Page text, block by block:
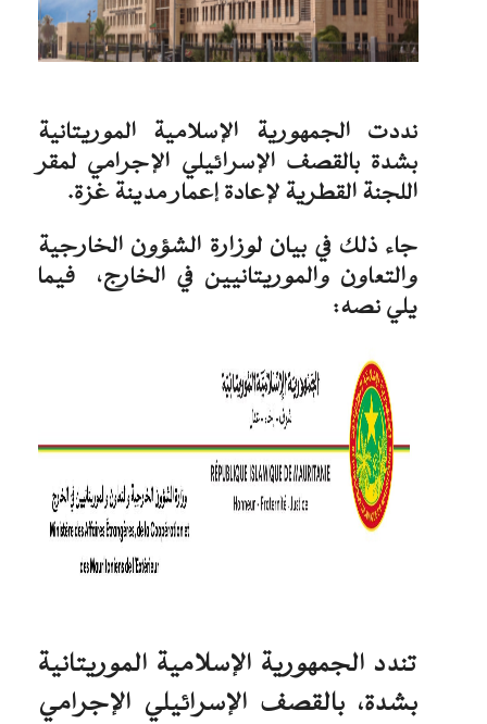
نددت الجمهورية الإسلامية الموريتانية
بشدة بالقصف الإسرائيلي الإجرامي لمقر
اللجنة القطرية لإعادة إعمار مدينة غزة.
جاء ذلك في بيان لوزارة الشؤون الخارجية
والتعاون والموريتانيين في الخارج، فيما
يلي نصه:
تندد الجمهورية الإسلامية الموريتانية
بشدة، بالقصف الإسرائيلي الإجرامي